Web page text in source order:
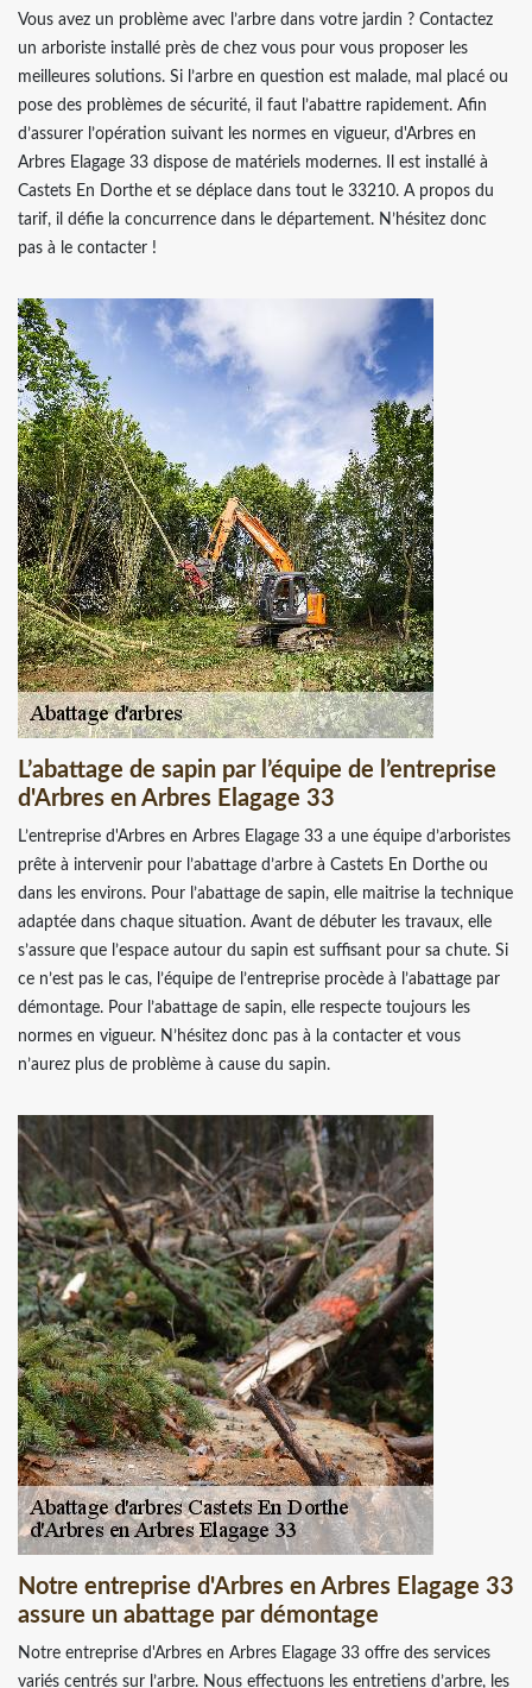
Vous avez un problème avec l’arbre dans votre jardin ? Contactez
un arboriste installé près de chez vous pour vous proposer les
meilleures solutions. Si l’arbre en question est malade, mal placé ou
pose des problèmes de sécurité, il faut l’abattre rapidement. Afin
d’assurer l’opération suivant les normes en vigueur, d'Arbres en
Arbres Elagage 33 dispose de matériels modernes. Il est installé à
Castets En Dorthe et se déplace dans tout le 33210. A propos du
tarif, il défie la concurrence dans le département. N’hésitez donc
pas à le contacter !
L’abattage de sapin par l’équipe de l’entreprise
d'Arbres en Arbres Elagage 33
L’entreprise d'Arbres en Arbres Elagage 33 a une équipe d’arboristes
prête à intervenir pour l’abattage d’arbre à Castets En Dorthe ou
dans les environs. Pour l’abattage de sapin, elle maitrise la technique
adaptée dans chaque situation. Avant de débuter les travaux, elle
s’assure que l’espace autour du sapin est suffisant pour sa chute. Si
ce n’est pas le cas, l’équipe de l’entreprise procède à l’abattage par
démontage. Pour l’abattage de sapin, elle respecte toujours les
normes en vigueur. N’hésitez donc pas à la contacter et vous
n’aurez plus de problème à cause du sapin.
Notre entreprise d'Arbres en Arbres Elagage 33
assure un abattage par démontage
Notre entreprise d'Arbres en Arbres Elagage 33 offre des services
variés centrés sur l’arbre. Nous effectuons les entretiens d’arbre, les